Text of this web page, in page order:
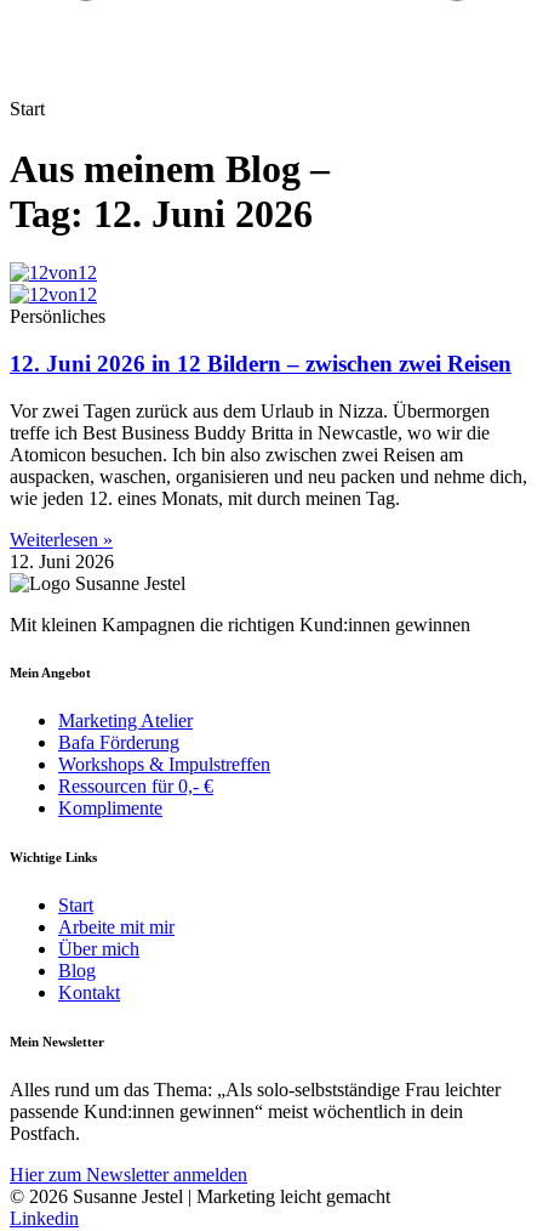
Start
Aus meinem Blog –
Tag: 12. Juni 2026
Persönliches
12. Juni 2026 in 12 Bildern – zwischen zwei Reisen
Vor zwei Tagen zurück aus dem Urlaub in Nizza. Übermorgen
treffe ich Best Business Buddy Britta in Newcastle, wo wir die
Atomicon besuchen. Ich bin also zwischen zwei Reisen am
auspacken, waschen, organisieren und neu packen und nehme dich,
wie jeden 12. eines Monats, mit durch meinen Tag.
Weiterlesen »
12. Juni 2026
Mit kleinen Kampagnen die richtigen Kund:innen gewinnen
Mein Angebot
Marketing Atelier
Bafa Förderung
Workshops & Impulstreffen
Ressourcen für 0,- €
Komplimente
Wichtige Links
Start
Arbeite mit mir
Über mich
Blog
Kontakt
Mein Newsletter
Alles rund um das Thema: „Als solo-selbst­­ständige Frau leichter
pass­ende Kund:innen gewinnen“ meist wöchentlich in dein
Postfach.
Hier zum Newsletter anmelden
© 2026 Susanne Jestel | Marketing leicht gemacht
Linkedin